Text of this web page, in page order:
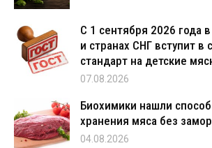
С 1 сентября 2026 года
и странах СНГ вступит в
стандарт на детские
07.08.2026
Биохимики нашли
хранения мяса без
04.08.2026